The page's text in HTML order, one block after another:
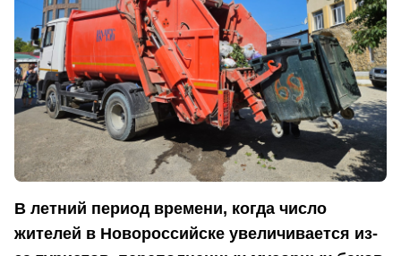
В летний период времени, когда число
жителей в Новороссийске увеличивается из-